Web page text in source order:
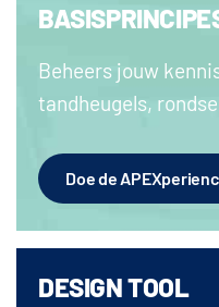
Beheers jouw
tandheugels,
Doe de
DESIGN TOOL